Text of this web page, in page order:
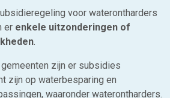
voor waterontharders
er enkele uitzonderingen of
.
zijn er subsidies
zijn op waterbesparing en
waaronder waterontharders.